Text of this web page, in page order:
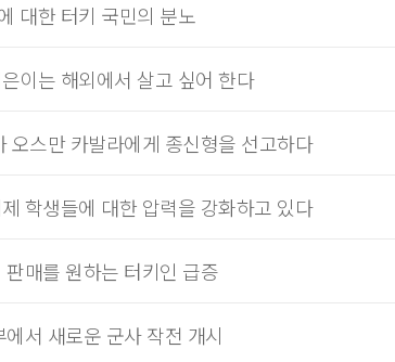
대한 터키 국민의 분노
이는 해외에서 살고 싶어 한다
오스만 카발라에게 종신형을 선고하다
학생들에 대한 압력을 강화하고 있다
매를 원하는 터키인 급증
서 새로운 군사 작전 개시